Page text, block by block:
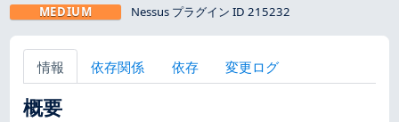
MEDIUM Nessus プラグイン ID 215232
情報 依存関係 依存 変更ログ
概要